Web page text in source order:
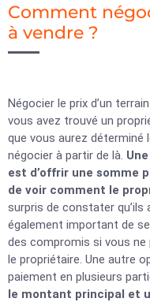
Comment
à vendre ?
Négocier le prix d’un
vous avez trouvé un
que vous aurez déterminé
négocier à partir de là.
est d’offrir une somme
de voir comment le
surpris de constater
également important de
des compromis si vous ne
le propriétaire. Une autre
paiement en plusieurs
le montant principal et